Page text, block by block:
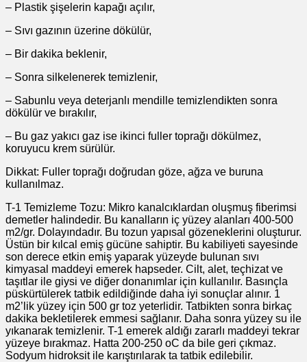
– Plastik şişelerin kapağı açılır,
– Sıvı gazının üzerine dökülür,
– Bir dakika beklenir,
– Sonra silkelenerek temizlenir,
– Sabunlu veya deterjanlı mendille temizlendikten sonra
dökülür ve bırakılır,
– Bu gaz yakıcı gaz ise ikinci fuller toprağı dökülmez,
koruyucu krem sürülür.
Dikkat: Fuller toprağı doğrudan göze, ağza ve buruna
kullanılmaz.
T-1 Temizleme Tozu: Mikro kanalcıklardan oluşmuş fiberimsi
demetler halindedir. Bu kanalların iç yüzey alanları 400-500
m2/gr. Dolayındadır. Bu tozun yapısal gözeneklerini oluşturur.
Üstün bir kılcal emiş gücüne sahiptir. Bu kabiliyeti sayesinde
son derece etkin emiş yaparak yüzeyde bulunan sıvı
kimyasal maddeyi emerek hapseder. Cilt, alet, teçhizat ve
taşıtlar ile giysi ve diğer donanımlar için kullanılır. Basınçla
püskürtülerek tatbik edildiğinde daha iyi sonuçlar alınır. 1
m2’lik yüzey için 500 gr toz yeterlidir. Tatbikten sonra birkaç
dakika bekletilerek emmesi sağlanır. Daha sonra yüzey su ile
yıkanarak temizlenir. T-1 emerek aldığı zararlı maddeyi tekrar
yüzeye bırakmaz. Hatta 200-250 oC da bile geri çıkmaz.
Sodyum hidroksit ile karıştırılarak ta tatbik edilebilir.